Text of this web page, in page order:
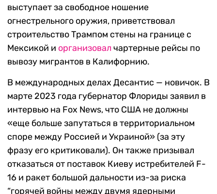
выступает за свободное ношение
огнестрельного оружия, приветствовал
строительство Трампом стены на границе с
Мексикой и организовал чартерные рейсы по
вывозу мигрантов в Калифорнию.
В международных делах Десантис — новичок. В
марте 2023 года губернатор Флориды заявил в
интервью на Fox News, что США не должны
«еще больше запутаться в территориальном
споре между Россией и Украиной» (за эту
фразу его критиковали). Он также призывал
отказаться от поставок Киеву истребителей F-
16 и ракет большой дальности из-за риска
“горячей войны между двумя ядерными